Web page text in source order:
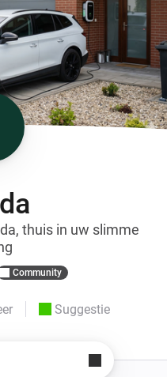
thuis in uw slimme
Community
Suggestie